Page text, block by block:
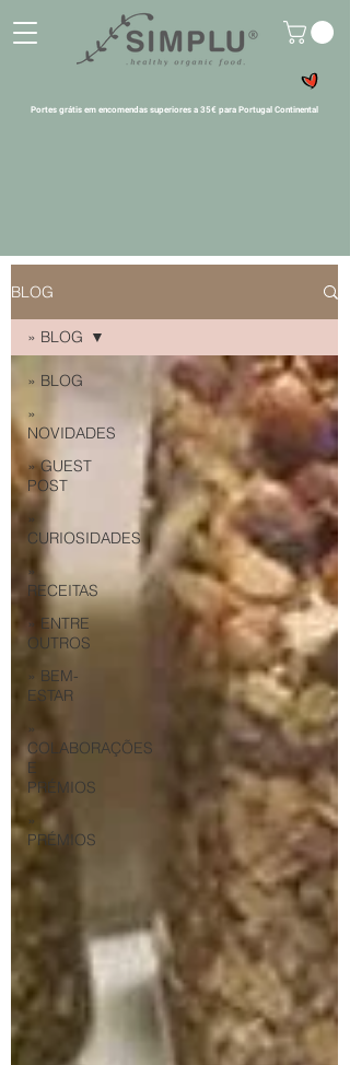
Portes grátis em encomendas superiores a 35€ para Portugal Continental
BLOG
» BLOG
»
NOVIDADES
» GUEST
POST
»
CURIOSIDADES
»
RECEITAS
» ENTRE
OUTROS
» BEM-
ESTAR
»
COLABORAÇÕES
E
PRÉMIOS
»
PRÉMIOS
» BLOG